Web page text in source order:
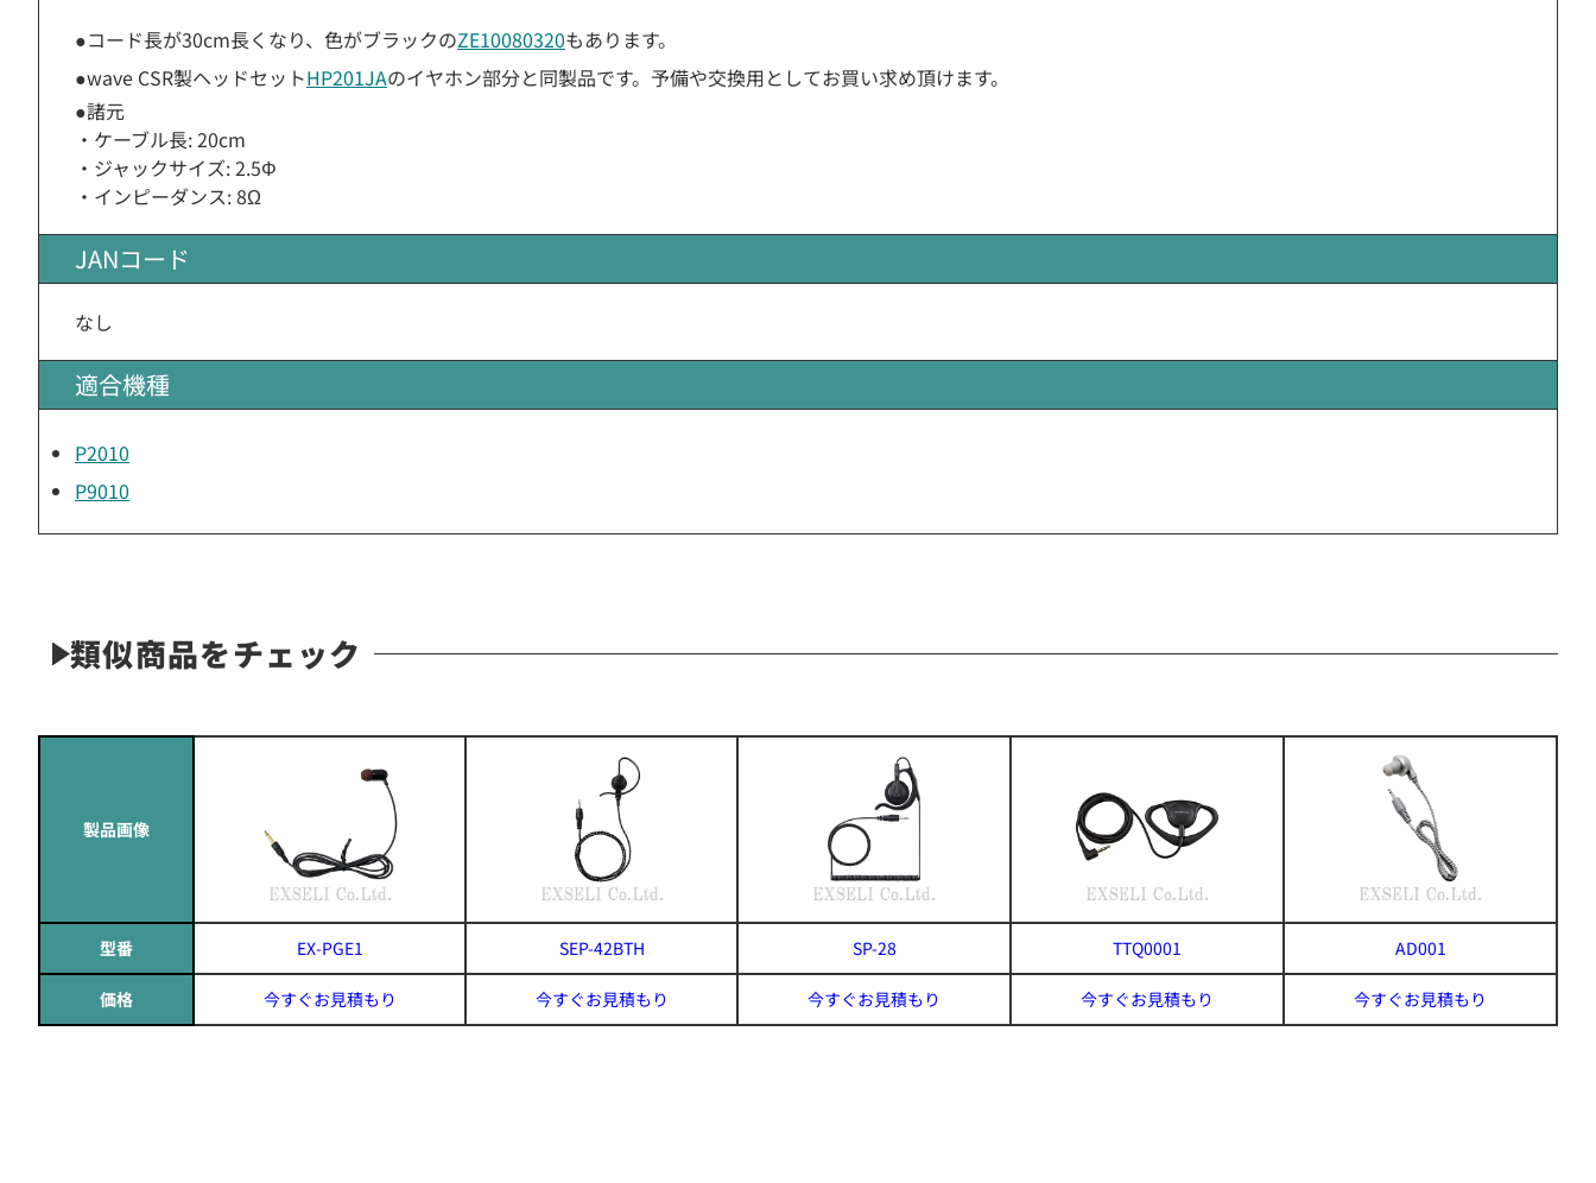
●コード長が30cm長くなり、色がブラックのZE10080320もあります。
●wave CSR製ヘッドセットHP201JAのイヤホン部分と同製品です。予備や交換用としてお買い求め頂けます。
●諸元
・ケーブル長: 20cm
・ジャックサイズ: 2.5Φ
・インピーダンス: 8Ω
JANコード
なし
適合機種
P2010
P9010
類似商品をチェック
製品画像
型番 EX-PGE1 SEP-42BTH SP-28 TTQ0001 AD001
価格 今すぐお見積もり 今すぐお見積もり 今すぐお見積もり 今すぐお見積もり 今すぐお見積もり